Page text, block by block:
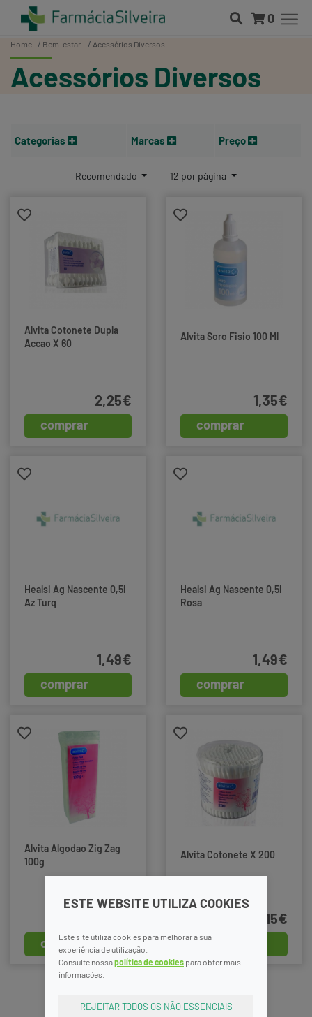
ESTE WEBSITE UTILIZA COOKIES
Este site utiliza cookies para melhorar a sua
experiência de utilização.
Consulte nossapolítica de cookies para obter mais
informações.
REJEITAR TODOS OS NÃO ESSENCIAIS
0
Home Bem-estar Acessórios Diversos
Acessórios Diversos
Categorias Marcas Preço
Recomendado 12 por página
Alvita Cotonete Dupla
Accao X 60
comprar
2,25€
Alvita Soro Fisio 100 Ml
comprar
1,35€
Healsi Ag Nascente 0,5l
Az Turq
comprar
1,49€
Healsi Ag Nascente 0,5l
Rosa
comprar
1,49€
Alvita Algodao Zig Zag
100g
comprar
Alvita Cotonete X 200
comprar
2,15€
6 7 8